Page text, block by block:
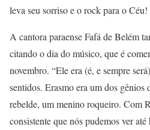
leva seu sorriso e o rock para o Céu!
A cantora paraense Fafá de Belém
citando o dia do músico, que é
novembro. “Ele era (é, e sempre
sentidos. Erasmo era um dos gênios
rebelde, um menino roqueiro. Com
consistente que nós pudemos ver